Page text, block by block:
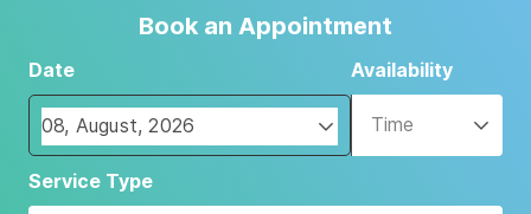
Book an Appointment
Date
Navigate
forward
Availability
Time
Service Type